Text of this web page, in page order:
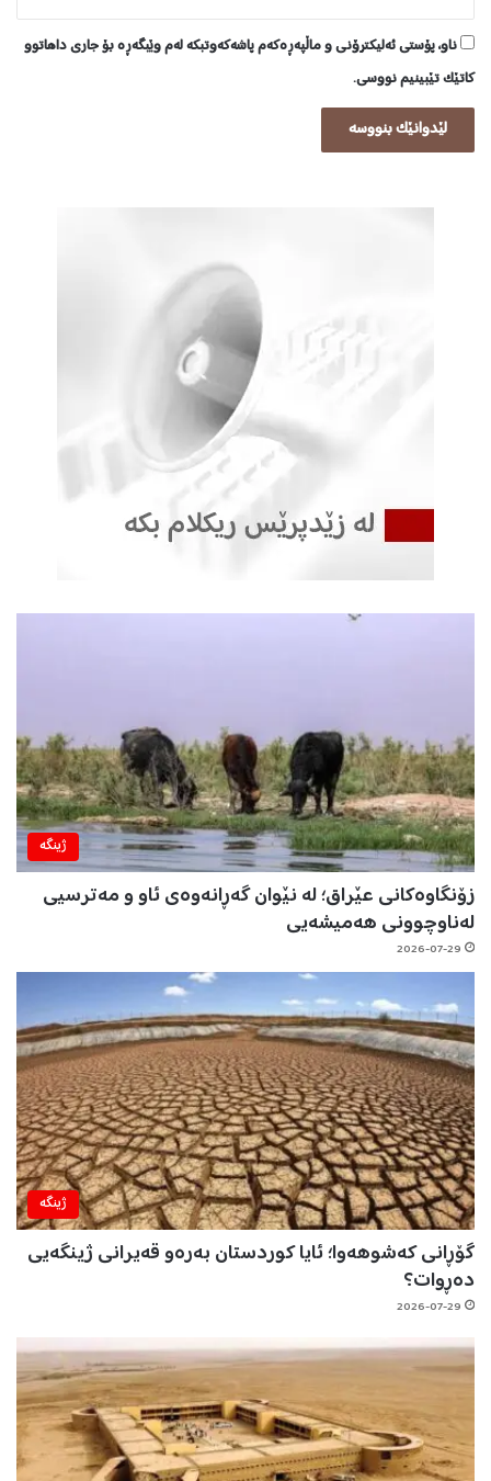
ناو، پۆستی ئەلیکترۆنی و ماڵپەڕەکەم پاشەکەوتبکە لەم وێبگەڕە بۆ جاری داهاتوو
کاتێک تێبینیم نووسی.
ژینگه‌
زۆنگاوەکانی عێراق؛ لە نێوان گەڕانەوەی ئاو و مەترسیی
لەناوچوونی هەمیشەیی
2026-07-29
ژینگه‌
گۆڕانی کەشوهەوا؛ ئایا کوردستان بەرەو قەیرانی ژینگەیی
دەڕوات؟
2026-07-29